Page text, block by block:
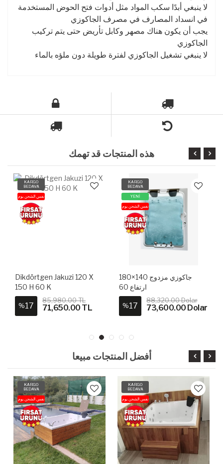
لا ينبغي أبدًا سكب المواد مثل أدوات فتح الحوض المستخدمة
في انسداد المصارف في مصرف الجاكوزي
يجب أن يكون هناك مصهر وكابل تأريض حتى يتم تركيب
الجاكوزي
لا ينبغي تشغيل الجاكوزي لفترة طويلة دون ملؤه بالماء
هذه المنتجات قد تهمك
KARGO
BEDAVA
نفس الشحن يوم
Dikdörtgen Jakuzi 120 X
150 H 60 K
%17
85,980.00 TL
71,650.00 TL
KARGO
BEDAVA
YENİ
نفس الشحن يوم
جاكوزي مزدوج 140×180
ارتفاع 60
%17
88,320.00 Dolar
73,600.00 Dolar
أفضل المنتجات مبيعا
KARGO
BEDAVA
نفس الشحن يوم
KARGO
BEDAVA
نفس الشحن يوم